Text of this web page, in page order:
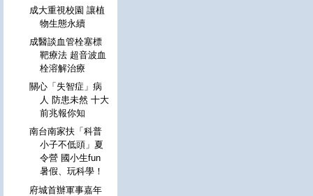
成大重視校園 讓植
物生態永續
成醫談血管栓塞標
靶療法 超音波血
栓溶解治療
關心「失智症」病
人 防患未然 十大
前兆報你知
南台南家扶「科普
小子不低頭」夏
令營 國小生fun
暑假、玩科學！
府城首辦軍事嘉年